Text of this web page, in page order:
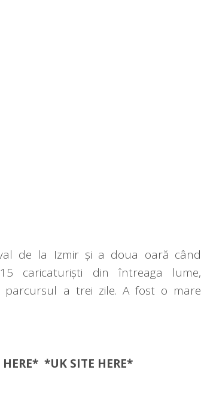
de la Izmir și a doua oară când
caricaturiști din întreaga lume,
parcursul a trei zile. A fost o mare
HERE* *UK SITE HERE*